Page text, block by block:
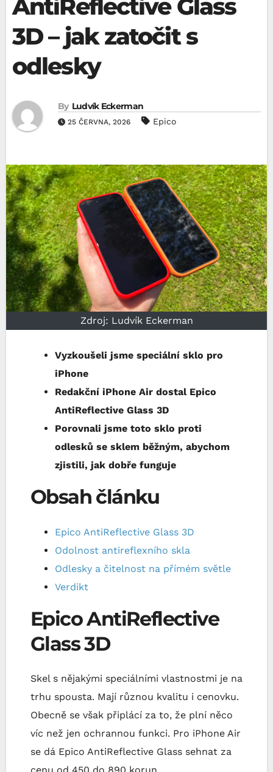
AntiReflective Glass
3D – jak zatočit s
odlesky
By Ludvík Eckerman
25 ČERVNA, 2026 Epico
Zdroj: Ludvík Eckerman
Vyzkoušeli jsme speciální sklo pro
iPhone
Redakční iPhone Air dostal Epico
AntiReflective Glass 3D
Porovnali jsme toto sklo proti
odlesků se sklem běžným, abychom
zjistili, jak dobře funguje
Obsah článku
Epico AntiReflective Glass 3D
Odolnost antireflexního skla
Odlesky a čitelnost na přímém světle
Verdikt
Epico AntiReflective
Glass 3D
Skel s nějakými speciálními vlastnostmi je na
trhu spousta. Mají různou kvalitu i cenovku.
Obecně se však připlácí za to, že plní něco
víc než jen ochrannou funkci. Pro iPhone Air
se dá Epico AntiReflective Glass sehnat za